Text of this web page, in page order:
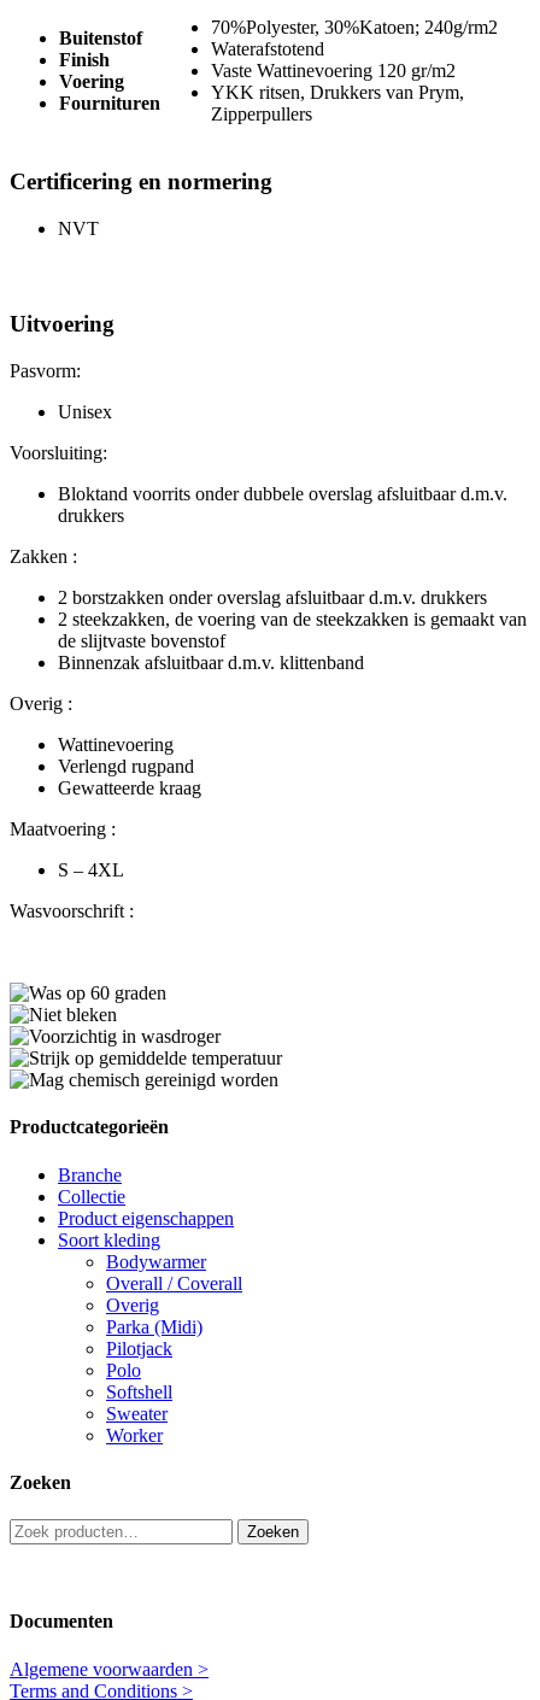
Buitenstof
Finish
Voering
Fournituren
70%Polyester, 30%Katoen; 240g/rm2
Waterafstotend
Vaste Wattinevoering 120 gr/m2
YKK ritsen, Drukkers van Prym,
Zipperpullers
Certificering en normering
NVT
Uitvoering
Pasvorm:
Unisex
Voorsluiting:
Bloktand voorrits onder dubbele overslag afsluitbaar d.m.v.
drukkers
Zakken :
2 borstzakken onder overslag afsluitbaar d.m.v. drukkers
2 steekzakken, de voering van de steekzakken is gemaakt van
de slijtvaste bovenstof
Binnenzak afsluitbaar d.m.v. klittenband
Overig :
Wattinevoering
Verlengd rugpand
Gewatteerde kraag
Maatvoering :
S – 4XL
Wasvoorschrift :
Productcategorieën
Branche
Collectie
Product eigenschappen
Soort kleding
Bodywarmer
Overall / Coverall
Overig
Parka (Midi)
Pilotjack
Polo
Softshell
Sweater
Worker
Zoeken
Zoeken
naar:
Zoeken
Documenten
Algemene voorwaarden >
Terms and Conditions >